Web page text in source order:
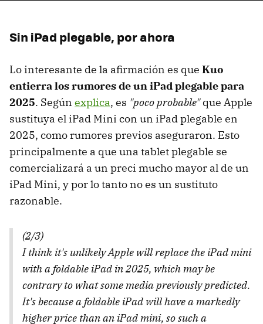
Sin iPad plegable, por ahora
Lo interesante de la afirmación es que Kuo
entierra los rumores de un iPad plegable para
2025. Según explica, es "poco probable"que Apple
sustituya el iPad Mini con un iPad plegable en
2025, como rumores previos aseguraron. Esto
principalmente a que una tablet plegable se
comercializará a un preci mucho mayor al de un
iPad Mini, y por lo tanto no es un sustituto
razonable.
(2/3)
I think it's unlikely Apple will replace the iPad mini
with a foldable iPad in 2025, which may be
contrary to what some media previously predicted.
It's because a foldable iPad will have a markedly
higher price than an iPad mini, so such a